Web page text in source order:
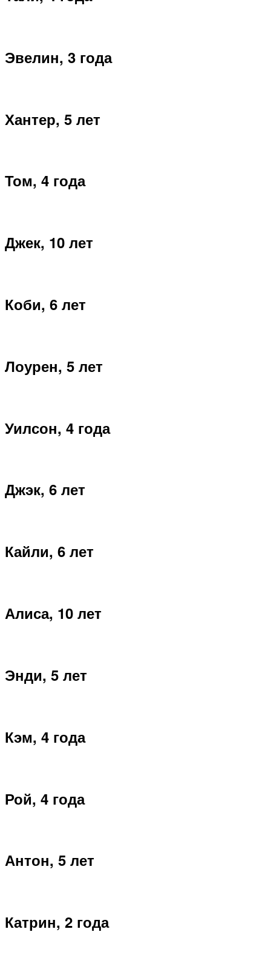
Эвелин, 3 года
Хантер, 5 лет
Том, 4 года
Джек, 10 лет
Коби, 6 лет
Лоурен, 5 лет
Уилсон, 4 года
Джэк, 6 лет
Кайли, 6 лет
Алиса, 10 лет
Энди, 5 лет
Кэм, 4 года
Рой, 4 года
Антон, 5 лет
Катрин, 2 года